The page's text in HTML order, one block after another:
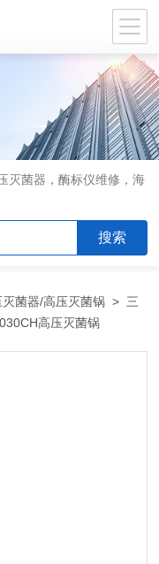
灭菌器，酶标仪维修，海
灭菌器/高压灭菌锅 > 三
高压灭菌锅